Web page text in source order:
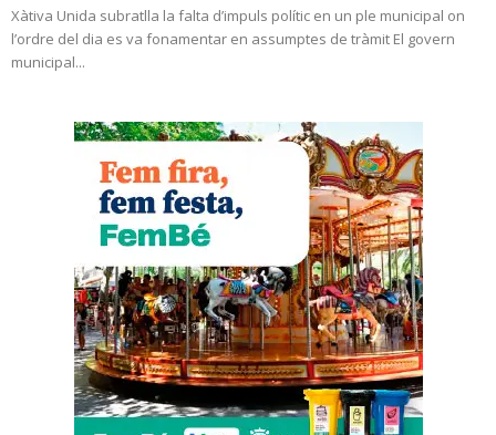
Xàtiva Unida subratlla la falta d’impuls polític en un ple municipal on
l’ordre del dia es va fonamentar en assumptes de tràmit El govern
municipal...